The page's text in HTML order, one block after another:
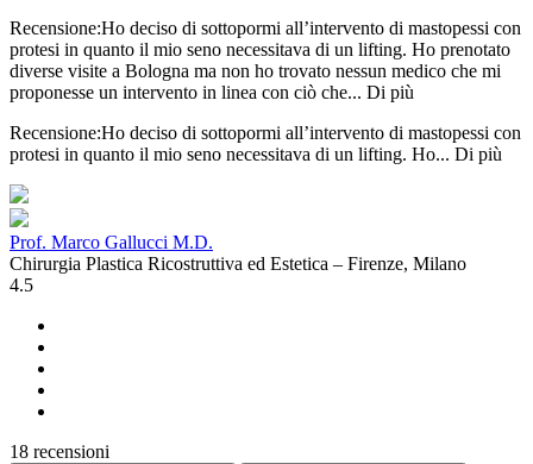
Recensione:Ho deciso di sottopormi all’intervento di mastopessi con
protesi in quanto il mio seno necessitava di un lifting. Ho prenotato
diverse visite a Bologna ma non ho trovato nessun medico che mi
proponesse un intervento in linea con ciò che... Di più
Recensione:Ho deciso di sottopormi all’intervento di mastopessi con
protesi in quanto il mio seno necessitava di un lifting. Ho... Di più
Prof. Marco Gallucci M.D.
Chirurgia Plastica Ricostruttiva ed Estetica – Firenze, Milano
4.5
18 recensioni